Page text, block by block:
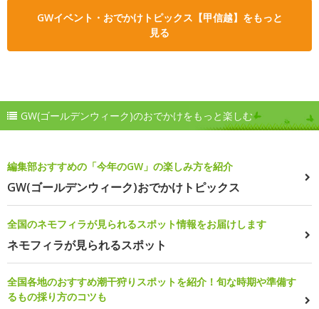
GWイベント・おでかけトピックス【甲信越】をもっと
見る
GW(ゴールデンウィーク)のおでかけをもっと楽しむ
編集部おすすめの「今年のGW」の楽しみ方を紹介
GW(ゴールデンウィーク)おでかけトピックス
全国のネモフィラが見られるスポット情報をお届けします
ネモフィラが見られるスポット
全国各地のおすすめ潮干狩りスポットを紹介！旬な時期や準備す
るもの採り方のコツも